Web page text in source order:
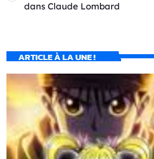
dans Claude Lombard
ARTICLE À LA UNE !